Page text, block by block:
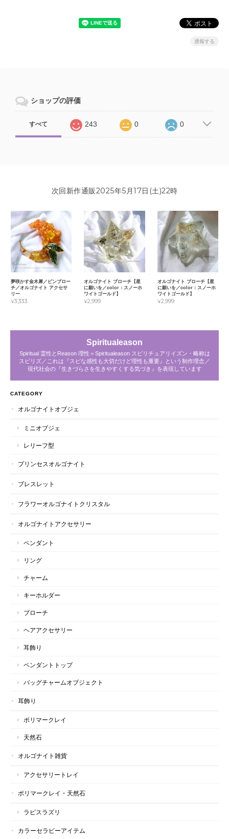
通報する
ショップの評価
すべて 243 0 0
次回新作通販2025年5月17日(土)22時
夢咲かす金木犀／ピンブロー
チ／オルゴナイト アクセサ
リー
¥3,333
オルゴナイト ブローチ【星
に願いを／color：スノーホ
ワイトゴールド】
¥2,999
オルゴナイト ブローチ【星
に願いを／color：スノーホ
ワイトゴールド】
¥2,999
Spiritualeason
Spiritual 霊性とReason 理性＝Spiritualeason スピリチュアリイズン・略称は
スピリズ／これは『スピな感性も大切だけど理性も重要』という制作理念／
現代社会の『生きづらさを生きやすくする気づき』を表現しています
CATEGORY
オルゴナイトオブジェ
ミニオブジェ
レリーフ型
プリンセスオルゴナイト
ブレスレット
フラワーオルゴナイトクリスタル
オルゴナイトアクセサリー
ペンダント
リング
チャーム
キーホルダー
ブローチ
ヘアアクセサリー
耳飾り
ペンダントトップ
バッグチャームオブジェクト
耳飾り
ポリマークレイ
天然石
オルゴナイト雑貨
アクセサリートレイ
ポリマークレイ・天然石
ラピスラズリ
カラーセラピーアイテム